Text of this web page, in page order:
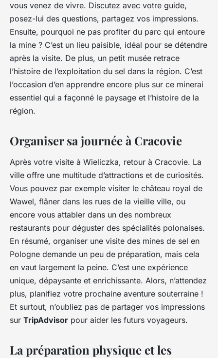
vous venez de vivre. Discutez avec votre guide,
posez-lui des questions, partagez vos impressions.
Ensuite, pourquoi ne pas profiter du parc qui entoure
la mine ? C’est un lieu paisible, idéal pour se détendre
après la visite. De plus, un petit musée retrace
l’histoire de l’exploitation du sel dans la région. C’est
l’occasion d’en apprendre encore plus sur ce minerai
essentiel qui a façonné le paysage et l’histoire de la
région.
Organiser sa journée à Cracovie
Après votre visite à Wieliczka, retour à Cracovie. La
ville offre une multitude d’attractions et de curiosités.
Vous pouvez par exemple visiter le château royal de
Wawel, flâner dans les rues de la vieille ville, ou
encore vous attabler dans un des nombreux
restaurants pour déguster des spécialités polonaises.
En résumé, organiser une visite des mines de sel en
Pologne demande un peu de préparation, mais cela
en vaut largement la peine. C’est une expérience
unique, dépaysante et enrichissante. Alors, n’attendez
plus, planifiez votre prochaine aventure souterraine !
Et surtout, n’oubliez pas de partager vos impressions
sur TripAdvisor pour aider les futurs voyageurs.
La préparation physique et les